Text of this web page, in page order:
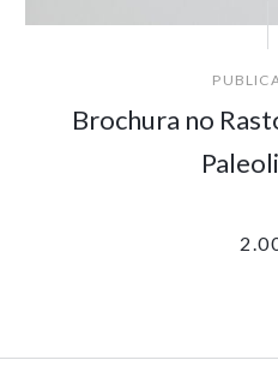
Brochura no